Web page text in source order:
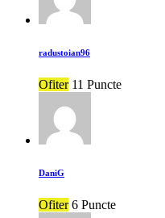
radustoian96
Ofiter 11 Puncte
DaniG
Ofiter 6 Puncte